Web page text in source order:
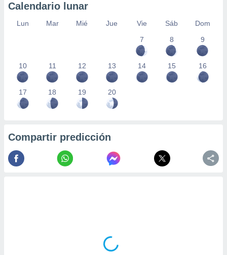
Calendario lunar
Lun Mar Mié Jue Vie Sáb
Dom
7
8 9
10 11 12 13 14 15 16
17 18 19 20
Compartir predicción